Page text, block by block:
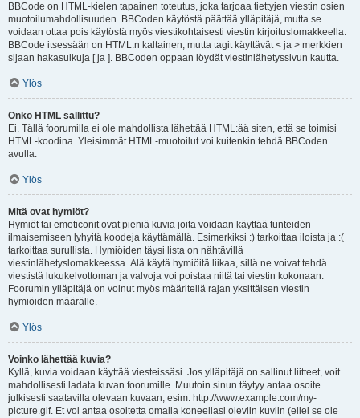
BBCode on HTML-kielen tapainen toteutus, joka tarjoaa tiettyjen viestin osien
muotoilumahdollisuuden. BBCoden käytöstä päättää ylläpitäjä, mutta se
voidaan ottaa pois käytöstä myös viestikohtaisesti viestin kirjoituslomakkeella.
BBCode itsessään on HTML:n kaltainen, mutta tagit käyttävät < ja > merkkien
sijaan hakasulkuja [ ja ]. BBCoden oppaan löydät viestinlähetyssivun kautta.
Ylös
Onko HTML sallittu?
Ei. Tällä foorumilla ei ole mahdollista lähettää HTML:ää siten, että se toimisi
HTML-koodina. Yleisimmät HTML-muotoilut voi kuitenkin tehdä BBCoden
avulla.
Ylös
Mitä ovat hymiöt?
Hymiöt tai emoticonit ovat pieniä kuvia joita voidaan käyttää tunteiden
ilmaisemiseen lyhyitä koodeja käyttämällä. Esimerkiksi :) tarkoittaa iloista ja :(
tarkoittaa surullista. Hymiöiden täysi lista on nähtävillä
viestinlähetyslomakkeessa. Älä käytä hymiöitä liikaa, sillä ne voivat tehdä
viestistä lukukelvottoman ja valvoja voi poistaa niitä tai viestin kokonaan.
Foorumin ylläpitäjä on voinut myös määritellä rajan yksittäisen viestin
hymiöiden määrälle.
Ylös
Voinko lähettää kuvia?
Kyllä, kuvia voidaan käyttää viesteissäsi. Jos ylläpitäjä on sallinut liitteet, voit
mahdollisesti ladata kuvan foorumille. Muutoin sinun täytyy antaa osoite
julkisesti saatavilla olevaan kuvaan, esim. http://www.example.com/my-
picture.gif. Et voi antaa osoitetta omalla koneellasi oleviin kuviin (ellei se ole